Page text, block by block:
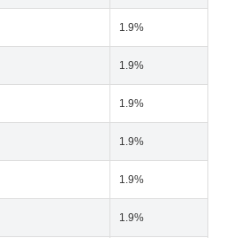
1.9%
1.9%
1.9%
1.9%
1.9%
1.9%